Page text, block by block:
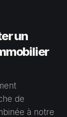
un
de
à notre